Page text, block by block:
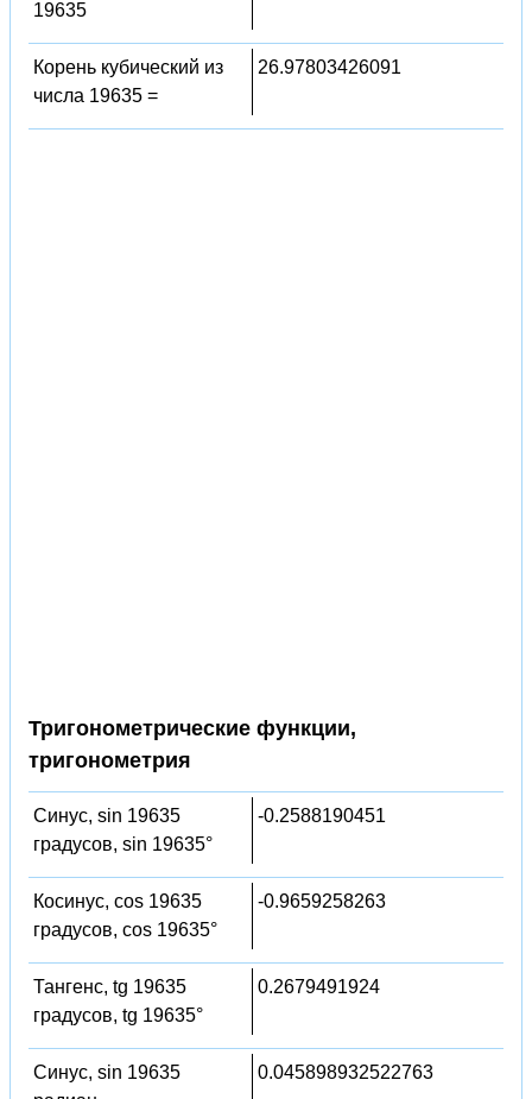
19635
Корень кубический из
числа 19635 =
26.97803426091
Тригонометрические функции,
тригонометрия
Синус, sin 19635
градусов, sin 19635°
-0.2588190451
Косинус, cos 19635
градусов, cos 19635°
-0.9659258263
Тангенс, tg 19635
градусов, tg 19635°
0.2679491924
Синус, sin 19635
0.045898932522763